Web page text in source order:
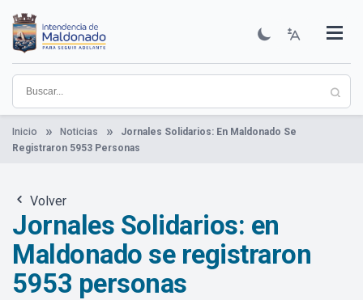
contenido
principal
Institucional
Municipios
Descubre Maldonado
Comunicación
Servicios
Guía De Trámites
Ver Noticias
Inicio Noticias
Jornales Solidarios: En Maldonado Se
Registraron 5953 Personas
Volver
Jornales Solidarios: en
Maldonado se registraron
5953 personas